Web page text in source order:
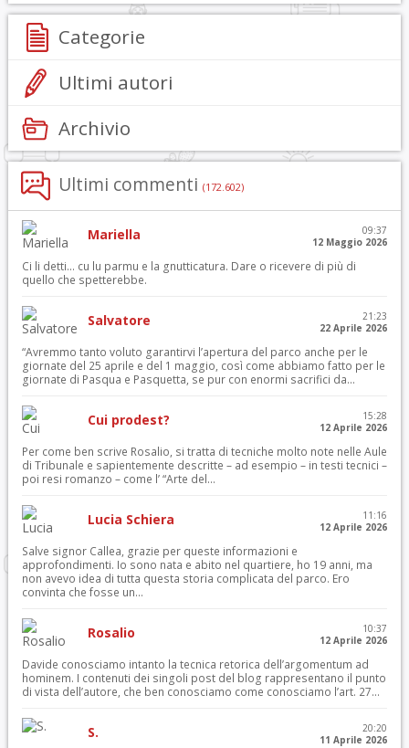
Categorie
Ultimi autori
Archivio
Ultimi commenti (172.602)
Mariella
09:37
12 Maggio 2026
Ci li detti… cu lu parmu e la gnutticatura. Dare o ricevere di più di
quello che spetterebbe.
Salvatore
21:23
22 Aprile 2026
“Avremmo tanto voluto garantirvi l’apertura del parco anche per le
giornate del 25 aprile e del 1 maggio, così come abbiamo fatto per le
giornate di Pasqua e Pasquetta, se pur con enormi sacrifici da...
Cui prodest?
15:28
12 Aprile 2026
Per come ben scrive Rosalio, si tratta di tecniche molto note nelle Aule
di Tribunale e sapientemente descritte – ad esempio – in testi tecnici –
poi resi romanzo – come l’ “Arte del...
Lucia Schiera
11:16
12 Aprile 2026
Salve signor Callea, grazie per queste informazioni e
approfondimenti. Io sono nata e abito nel quartiere, ho 19 anni, ma
non avevo idea di tutta questa storia complicata del parco. Ero
convinta che fosse un...
Rosalio
10:37
12 Aprile 2026
Davide conosciamo intanto la tecnica retorica dell’argomentum ad
hominem. I contenuti dei singoli post del blog rappresentano il punto
di vista dell’autore, che ben conosciamo come conosciamo l’art. 27...
S.
20:20
11 Aprile 2026